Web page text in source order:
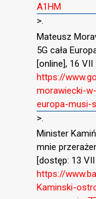
A1HM
>.
Mateusz
5G cała
[online], 16
https://
morawiecki-
europa-musi-
>.
Minister
mnie
[dostęp: 13
https://
Kaminski-